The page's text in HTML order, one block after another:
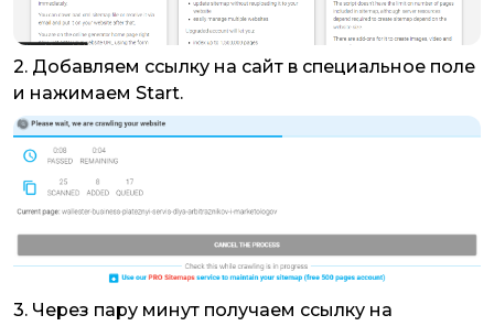
2. Добавляем ссылку на сайт в специальное поле
и нажимаем Start.
3. Через пару минут получаем ссылку на